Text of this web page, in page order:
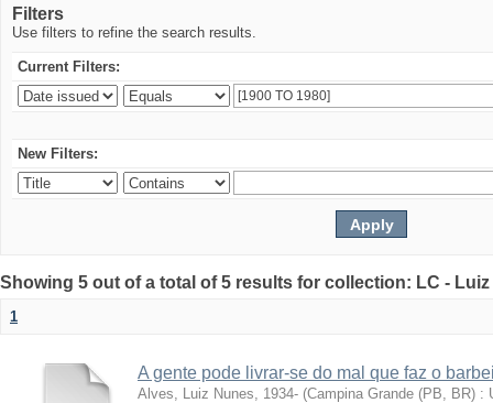
Filters
Use filters to refine the search results.
Current Filters:
New Filters:
Showing 5 out of a total of 5 results for collection: LC -
1
A gente pode livrar-se do mal que faz o
Alves, Luiz Nunes, 1934- (Campina Grande (PB, BR) :